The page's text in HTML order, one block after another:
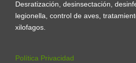
Desratización, desinsectación,
legionella, control de aves,
xilofagos.
Política Privacidad